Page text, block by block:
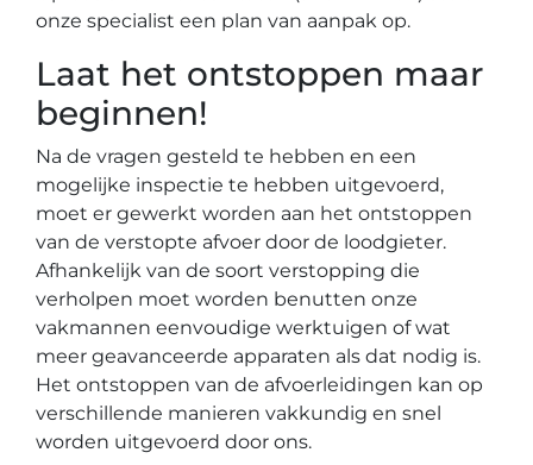
onze specialist een plan van aanpak op.
Laat het ontstoppen maar
beginnen!
Na de vragen gesteld te hebben en een
mogelijke inspectie te hebben uitgevoerd,
moet er gewerkt worden aan het ontstoppen
van de verstopte afvoer door de loodgieter.
Afhankelijk van de soort verstopping die
verholpen moet worden benutten onze
vakmannen eenvoudige werktuigen of wat
meer geavanceerde apparaten als dat nodig is.
Het ontstoppen van de afvoerleidingen kan op
verschillende manieren vakkundig en snel
worden uitgevoerd door ons.